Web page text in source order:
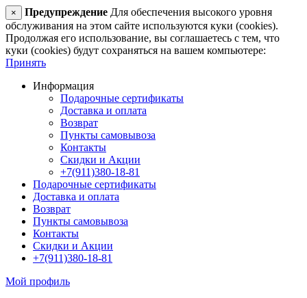
× Предупреждение Для обеспечения высокого уровня
обслуживания на этом сайте используются куки (cookies).
Продолжая его использование, вы соглашаетесь с тем, что
куки (cookies) будут сохраняться на вашем компьютере:
Принять
Информация
Подарочные сертификаты
Доставка и оплата
Возврат
Пункты самовывоза
Контакты
Скидки и Акции
+7(911)380-18-81
Подарочные сертификаты
Доставка и оплата
Возврат
Пункты самовывоза
Контакты
Скидки и Акции
+7(911)380-18-81
Мой профиль